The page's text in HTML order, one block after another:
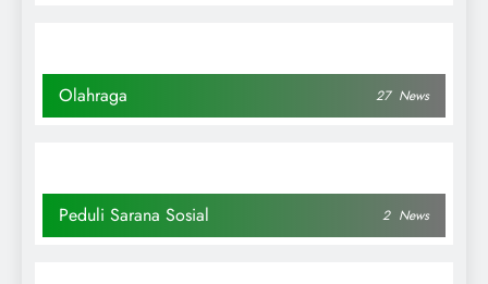
Olahraga 27 News
Peduli Sarana Sosial 2 News